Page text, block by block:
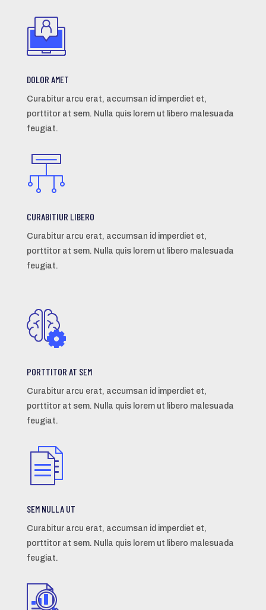
DOLOR AMET
Curabitur arcu erat, accumsan id imperdiet et,
porttitor at sem. Nulla quis lorem ut libero malesuada
feugiat.
CURABITIUR LIBERO
Curabitur arcu erat, accumsan id imperdiet et,
porttitor at sem. Nulla quis lorem ut libero malesuada
feugiat.
PORTTITOR AT SEM
Curabitur arcu erat, accumsan id imperdiet et,
porttitor at sem. Nulla quis lorem ut libero malesuada
feugiat.
SEM NULLA UT
Curabitur arcu erat, accumsan id imperdiet et,
porttitor at sem. Nulla quis lorem ut libero malesuada
feugiat.